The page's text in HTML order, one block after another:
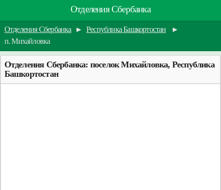
Отделения Сбербанка
Отделения Сбербанка ► Республика Башкортостан
►
п. Михайловка
Отделения Сбербанка: поселок Михайловка, Республика
Башкортостан